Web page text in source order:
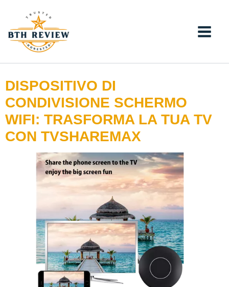
contenuto
DISPOSITIVO DI
CONDIVISIONE SCHERMO
WIFI: TRASFORMA LA TUA TV
CON TVSHAREMAX